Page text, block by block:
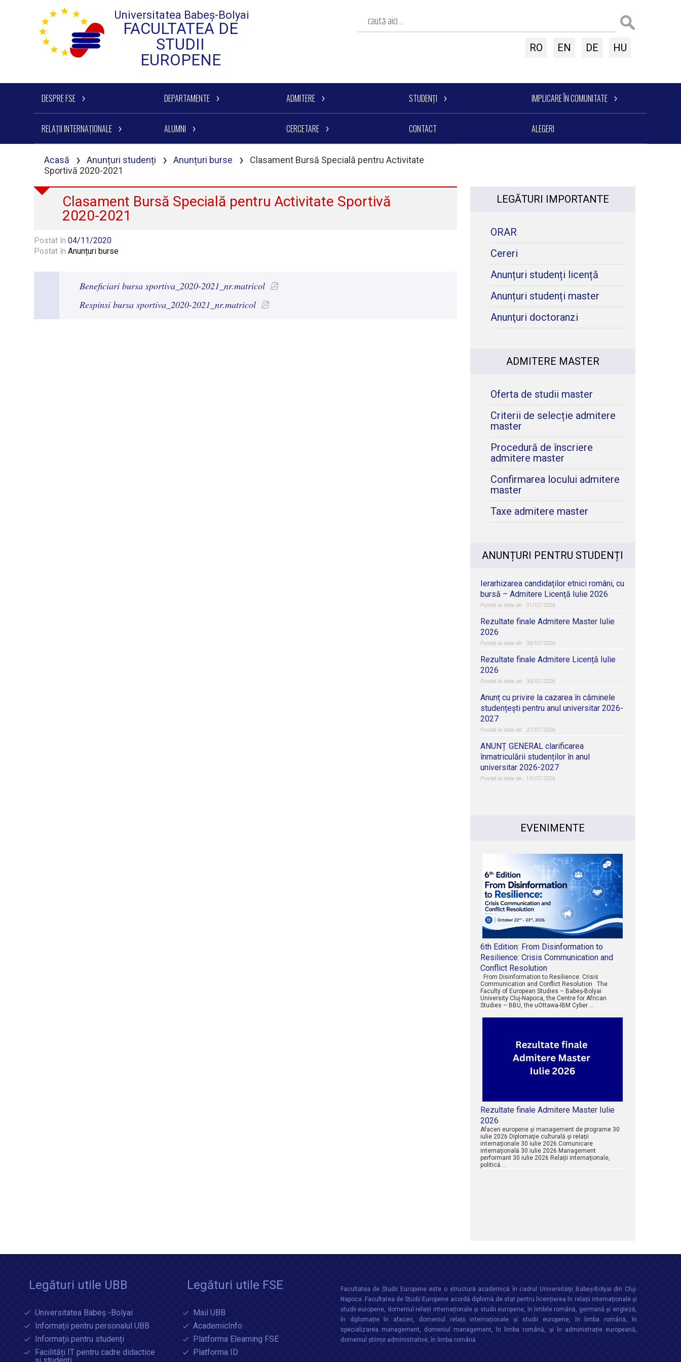
Universitatea Babeș-Bolyai
FACULTATEA DE
STUDII
EUROPENE
RO EN DE HU
DESPRE FSE DEPARTAMENTE ADMITERE STUDENȚI IMPLICARE ÎN COMUNITATE
RELAȚII INTERNAȚIONALE ALUMNI CERCETARE CONTACT ALEGERI
Acasă › Anunțuri studenți › Anunțuri burse ›
Clasament Bursă Specială pentru Activitate
Sportivă 2020-2021
Clasament Bursă Specială pentru Activitate Sportivă
2020-2021
Postat în04/11/2020
Postat înAnunțuri burse
Beneficiari bursa sportiva_2020-2021_nr.matricol
Respinsi bursa sportiva_2020-2021_nr.matricol
LEGĂTURI IMPORTANTE
ORAR
Cereri
Anunțuri studenți licență
Anunțuri studenți master
Anunţuri doctoranzi
ADMITERE MASTER
Oferta de studii master
Criterii de selecție admitere
master
Procedură de înscriere
admitere master
Confirmarea locului admitere
master
Taxe admitere master
ANUNȚURI PENTRU STUDENȚI
Ierarhizarea candidaților etnici români, cu
bursă – Admitere Licență Iulie 2026
31/07/2026
Rezultate finale Admitere Master Iulie
2026
30/07/2026
Rezultate finale Admitere Licență Iulie
2026
30/07/2026
Anunț cu privire la cazarea în căminele
studențești pentru anul universitar 2026-
2027
27/07/2026
ANUNȚ GENERAL clarificarea
înmatriculării studenților în anul
universitar 2026-2027
19/07/2026
EVENIMENTE
6th Edition: From Disinformation to
Resilience: Crisis Communication and
Conflict Resolution
From Disinformation to Resilience: Crisis
Communication and Conflict Resolution The
Faculty of European Studies – Babeș-Bolyai
University Cluj-Napoca, the Centre for African
Studies – BBU, the uOttawa-IBM Cyber …
Rezultate finale Admitere Master Iulie
2026
Afaceri europene şi management de programe 30
iulie 2026 Diplomaţie culturală şi relaţii
internaţionale 30 iulie 2026 Comunicare
internaţională 30 iulie 2026 Management
performant 30 iulie 2026 Relaţii internaţionale,
politică …
Legături utile UBB
Universitatea Babeș -Bolyai
Informații pentru personalul UBB
Informații pentru studenți
Facilități IT pentru cadre didactice
Legături utile FSE
Mail UBB
AcademicInfo
Platforma Elearning FSE
Platforma ID
Facultatea de Studii Europene este o structură academică în cadrul Universităţii Babeș-Bolyai din Cluj-
Napoca. Facultatea de Studii Europene acordă diplomă de stat pentru licențierea în relaţii internaţionale şi
studii europene, domeniul relații internaționale şi studii europene, în limbile română, germană și engleză,
în diplomație în afaceri, domeniul relații internaționale și studii europene, în limba română, în
specializarea management, domeniul management, în limba română, și în administrație europeană,
domeniul științe administrative, în limba română